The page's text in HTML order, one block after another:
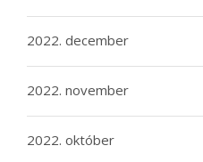
2022. december
2022. november
2022. október